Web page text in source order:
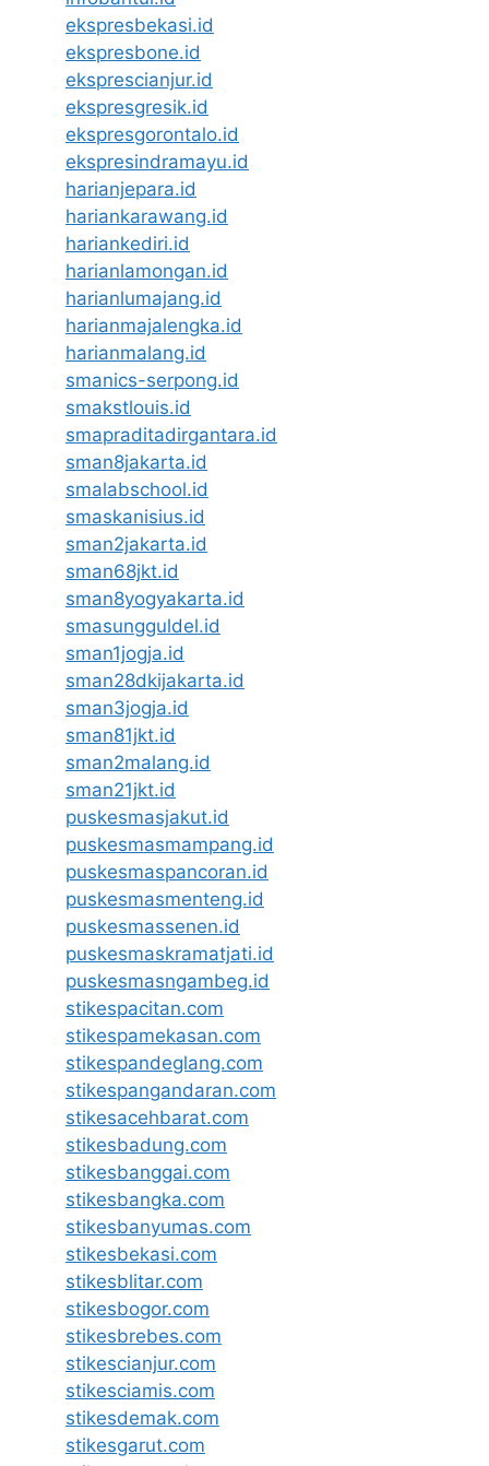
ekspresbekasi.id
ekspresbone.id
eksprescianjur.id
ekspresgresik.id
ekspresgorontalo.id
ekspresindramayu.id
harianjepara.id
hariankarawang.id
hariankediri.id
harianlamongan.id
harianlumajang.id
harianmajalengka.id
harianmalang.id
smanics-serpong.id
smakstlouis.id
smapraditadirgantara.id
sman8jakarta.id
smalabschool.id
smaskanisius.id
sman2jakarta.id
sman68jkt.id
sman8yogyakarta.id
smasungguldel.id
sman1jogja.id
sman28dkijakarta.id
sman3jogja.id
sman81jkt.id
sman2malang.id
sman21jkt.id
puskesmasjakut.id
puskesmasmampang.id
puskesmaspancoran.id
puskesmasmenteng.id
puskesmassenen.id
puskesmaskramatjati.id
puskesmasngambeg.id
stikespacitan.com
stikespamekasan.com
stikespandeglang.com
stikespangandaran.com
stikesacehbarat.com
stikesbadung.com
stikesbanggai.com
stikesbangka.com
stikesbanyumas.com
stikesbekasi.com
stikesblitar.com
stikesbogor.com
stikesbrebes.com
stikescianjur.com
stikesciamis.com
stikesdemak.com
stikesgarut.com